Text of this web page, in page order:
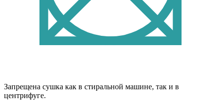
Запрещена сушка как в стиральной машине, так и в
центрифуге.